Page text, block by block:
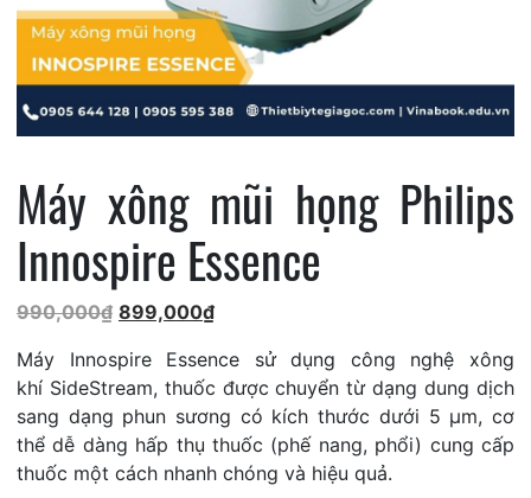
Máy xông mũi họng Philips
Innospire Essence
990,000₫ Giá
là:
990,000₫.
899,000₫Giá
tại
là:
899,000₫.
Máy Innospire Essence sử dụng công nghệ xông
khí SideStream, thuốc được chuyển từ dạng dung dịch
sang dạng phun sương có kích thước dưới 5 µm, cơ
thể dễ dàng hấp thụ thuốc (phế nang, phổi) cung cấp
thuốc một cách nhanh chóng và hiệu quả.